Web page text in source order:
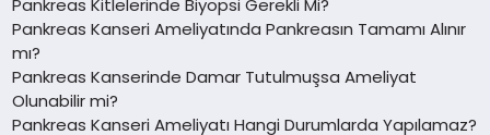
Pankreas Kitlelerinde Biyopsi Gerekli Mi?
Pankreas Kanseri Ameliyatında Pankreasın Tamamı Alınır
mı?
Pankreas Kanserinde Damar Tutulmuşsa Ameliyat
Olunabilir mi?
Pankreas Kanseri Ameliyatı Hangi Durumlarda Yapılamaz?